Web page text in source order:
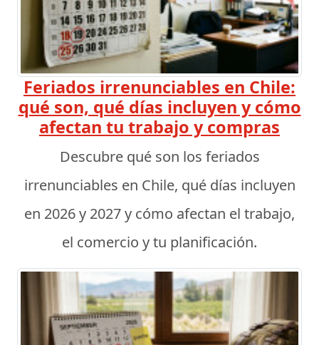
Feriados irrenunciables en Chile:
qué son, qué días incluyen y cómo
afectan tu trabajo y compras
Descubre qué son los feriados
irrenunciables en Chile, qué días incluyen
en 2026 y 2027 y cómo afectan el trabajo,
el comercio y tu planificación.